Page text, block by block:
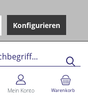
Konfigurieren
Warenkorb
Mein Konto